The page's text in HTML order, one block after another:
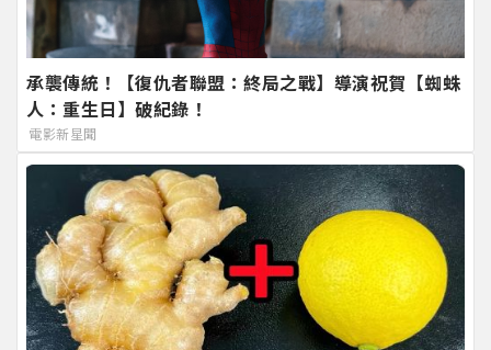
承襲傳統！【復仇者聯盟：終局之戰】導演祝賀【蜘蛛
人：重生日】破紀錄！
電影新星聞